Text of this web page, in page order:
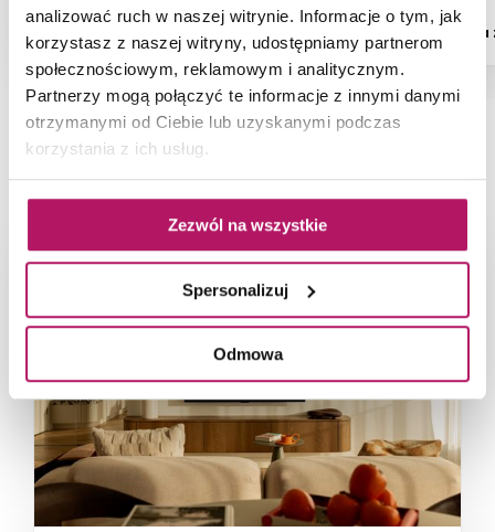
analizować ruch w naszej witrynie. Informacje o tym, jak
korzystasz z naszej witryny, udostępniamy partnerom
społecznościowym, reklamowym i analitycznym.
Partnerzy mogą połączyć te informacje z innymi danymi
otrzymanymi od Ciebie lub uzyskanymi podczas
korzystania z ich usług.
Zezwól na wszystkie
Spersonalizuj
Odmowa
na zamówienie
NAJNOWSZE ARTYKUŁY